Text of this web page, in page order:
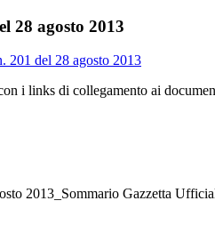
28 agosto 2013
201 del 28 agosto 2013
i links di collegamento ai
2013_Sommario Gazzetta